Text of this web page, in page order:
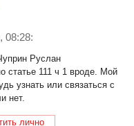
08:28:
Руслан
статье 111 ч 1 вроде. Мой
узнать или связаться с
нет.
лично